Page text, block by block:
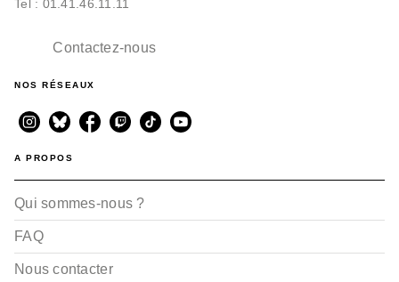
Tel : 01.41.46.11.11
Contactez-nous
NOS RÉSEAUX
A PROPOS
Qui sommes-nous ?
FAQ
Nous contacter